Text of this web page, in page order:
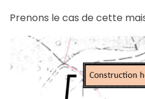
Prenons le cas de cette